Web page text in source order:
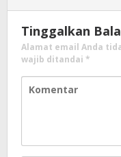
Tinggalkan
Alamat email Anda
wajib ditandai *